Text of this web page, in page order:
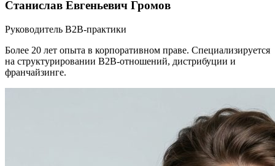
Станислав Евгеньевич Громов
Руководитель B2B-практики
Более 20 лет опыта в корпоративном праве. Специализируется
на структурировании B2B-отношений, дистрибуции и
франчайзинге.